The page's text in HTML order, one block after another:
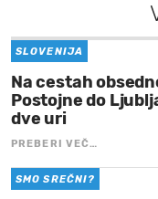
SLOVENIJA
Na cestah
Postojne do
dve uri
PREBERI VEČ…
SMO SREČNI?